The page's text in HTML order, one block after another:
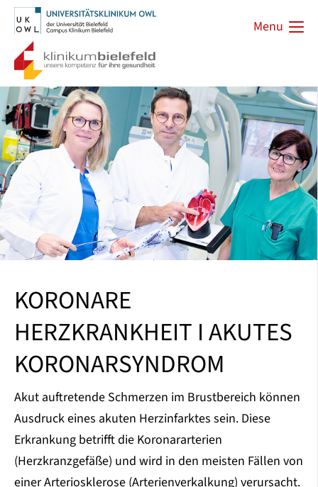
Menu
KORONARE
HERZKRANKHEIT I AKUTES
KORONARSYNDROM
Akut auftretende Schmerzen im Brustbereich können
Ausdruck eines akuten Herzinfarktes sein. Diese
Erkrankung betrifft die Koronararterien
(Herzkranzgefäße) und wird in den meisten Fällen von
einer Arteriosklerose (Arterienverkalkung) verursacht.